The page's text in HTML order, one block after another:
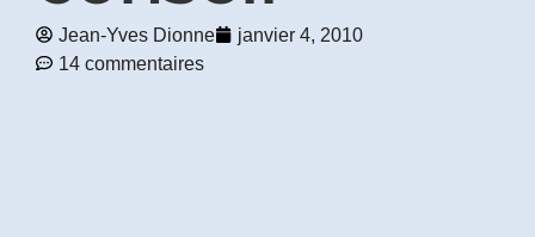
Jean-Yves Dionne
janvier 4, 2010
14 commentaires
Prénom
*